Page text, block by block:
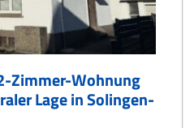
Zimmer-Wohnung
Lage in Solingen-